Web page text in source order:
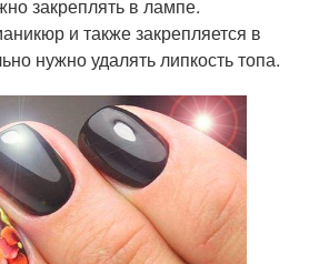
закреплять в лампе.
и также закрепляется в
нужно удалять липкость топа.